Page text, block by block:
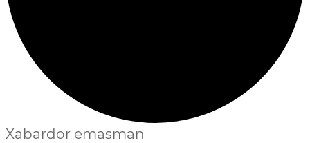
Xabardor emasman